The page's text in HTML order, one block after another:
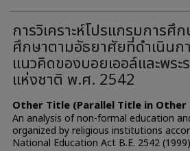
การวิเคราะห์โปรแกรมการศึ
ศึกษาตามอัธยาศัยที่ดำเนินก
แนวคิดของบอยเออล์และพ
แห่งชาติ พ.ศ. 2542
Other Title (Parallel Title in Other
An analysis of non-formal education
organized by religious institutions
National Education Act B.E. 2542 (1999)